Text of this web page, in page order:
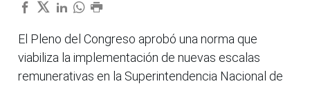
El Pleno del Congreso aprobó una norma que
viabiliza la implementación de nuevas escalas
remunerativas en la Superintendencia Nacional de